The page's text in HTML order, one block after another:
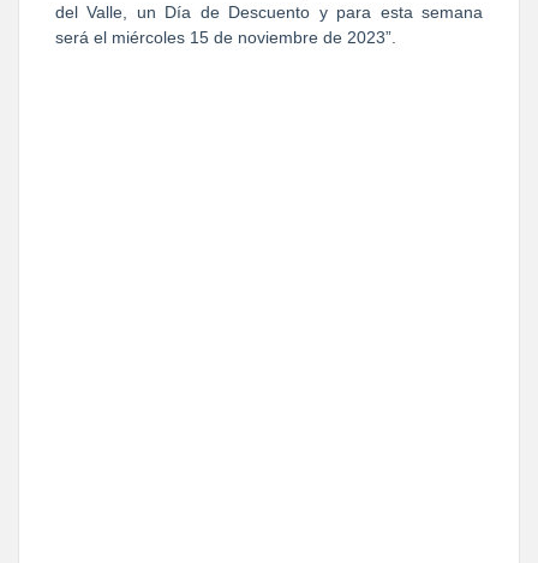
del Valle, un Día de Descuento y para esta semana
será el miércoles 15 de noviembre de 2023”.